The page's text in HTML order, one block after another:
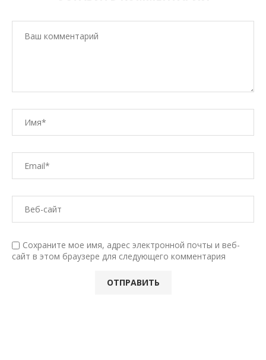
Сохраните мое имя, адрес электронной почты и веб-
сайт в этом браузере для следующего комментария